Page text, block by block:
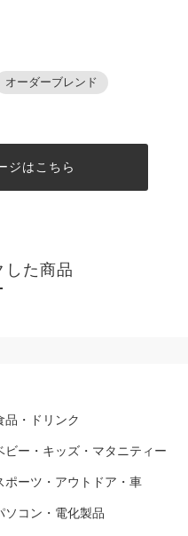
オーダーブレンド
ジはこちら
した商品
品・ドリンク
ビー・キッズ・マタニティー
ポーツ・アウトドア・車
ソコン・電化製品